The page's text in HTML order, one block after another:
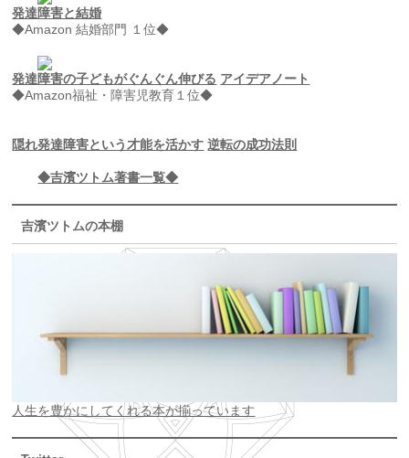
発達障害と結婚
◆Amazon 結婚部門 １位◆
発達障害の子どもがぐんぐん伸びる アイデアノート
◆Amazon福祉・障害児教育１位◆
隠れ発達障害という才能を活かす 逆転の成功法則
◆吉濱ツトム著書一覧◆
吉濱ツトムの本棚
人生を豊かにしてくれる本が揃っています